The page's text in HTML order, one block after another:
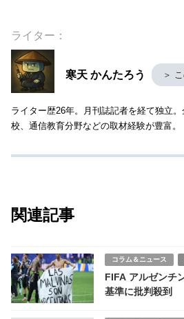
ライター：
寒天 かんたろう ＞
ライター歴26年。月刊誌記者を経て独立
校、通信教育分野などの取材経験が豊富。
関連記事
コラム＆ニュース
FIFA アルゼンチン
基準に批判殺到